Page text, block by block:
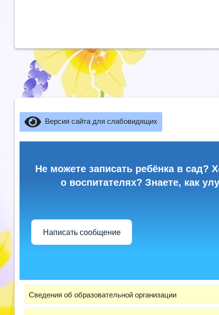
Версия сайта для слабовидящих
Не можете записать ребёнка в сад?
о воспитателях? Знаете, как
Написать сообщение
Сведения об образовательной организации